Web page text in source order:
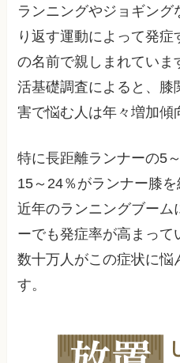
ランニングやジョギン
り返す運動によって発症
の名前で親しまれていま
活基礎調査によると、
害で悩む人は年々増加傾
特に長距離ランナーの5
15～24％がランナー膝を
近年のランニングブーム
ーでも発症率が高まっ
数十万人がこの症状に悩
す。